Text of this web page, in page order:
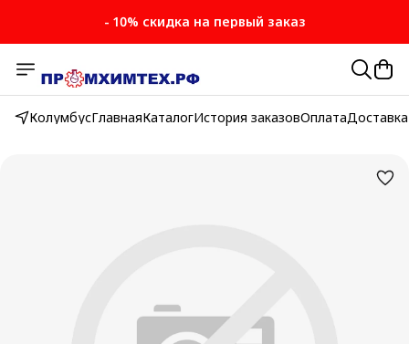
- 10% скидка на первый заказ
КолумбусГлавнаяКаталогИстория заказовОплатаДоставка